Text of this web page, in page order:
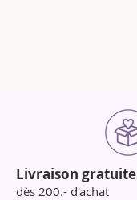
Livraison gratuite
dès 200.- d'achat